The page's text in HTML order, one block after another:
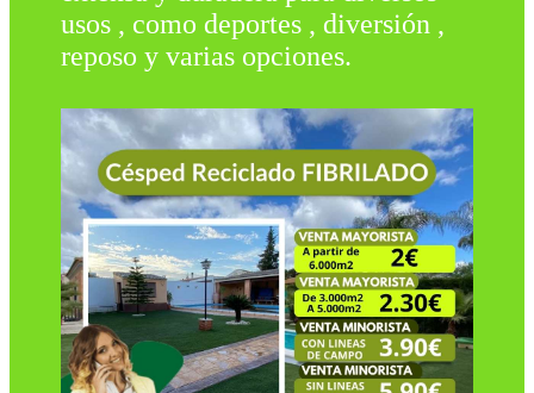
usos , como deportes , diversión ,
reposo y varias opciones.